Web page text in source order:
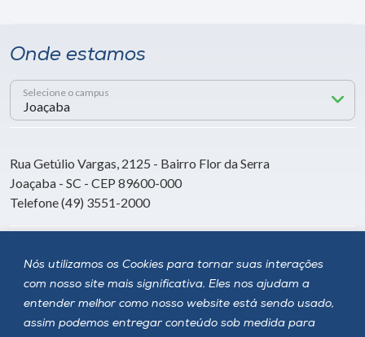
Nós utilizamos os Cookies para tornar suas interações
com nosso site mais significativa. Eles nos ajudam a
entender melhor como nosso website está sendo usado,
assim podemos entregar conteúdo sob medida para
Onde estamos
Selecione o campus
Rua Getúlio Vargas, 2125 - Bairro Flor da Serra
Joaçaba - SC - CEP 89600-000
Telefone (49) 3551-2000
Siga a Unoesc